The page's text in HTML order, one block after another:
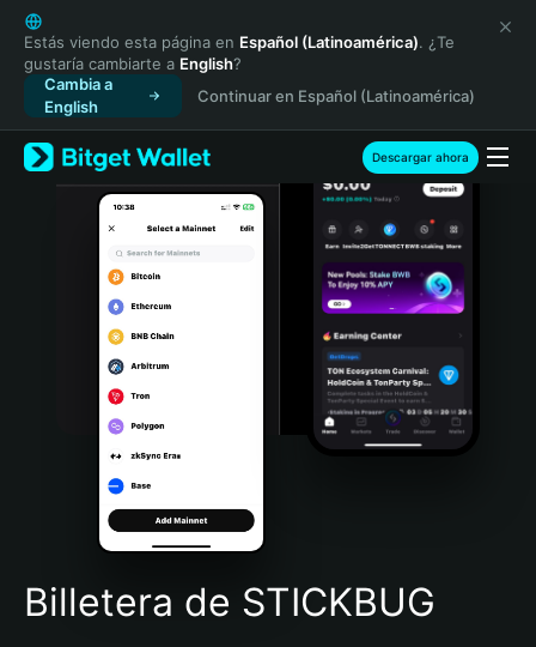
English
日本語
Tiếng Việt
Русский
Español (Latinoamérica)
Türkçe
Italiano
Português (Portugal)
Bahasa Indonesia
Português (Brasil)
Español (Argentina)
Estás viendo esta página en Español (Latinoamérica). ¿Te
gustaría cambiarte a English?
Cambia a
English
Continuar en Español (Latinoamérica)
Descargar ahora
Billetera de STICKBUG